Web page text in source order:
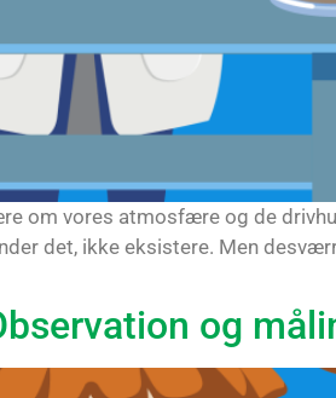
om vores atmosfære og de
det, ikke eksistere. Men
og